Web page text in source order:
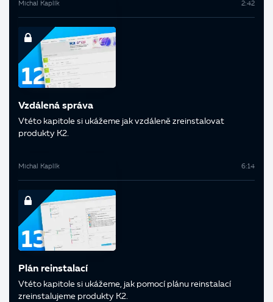
Michal Kaplík 2:42
Vzdálená správa
V této kapitole si ukážeme jak vzdáleně zreinstalovat
produkty K2.
Michal Kaplík 6:14
Plán reinstalací
V této kapitole si ukážeme, jak pomocí plánu reinstalací
zreinstalujeme produkty K2.